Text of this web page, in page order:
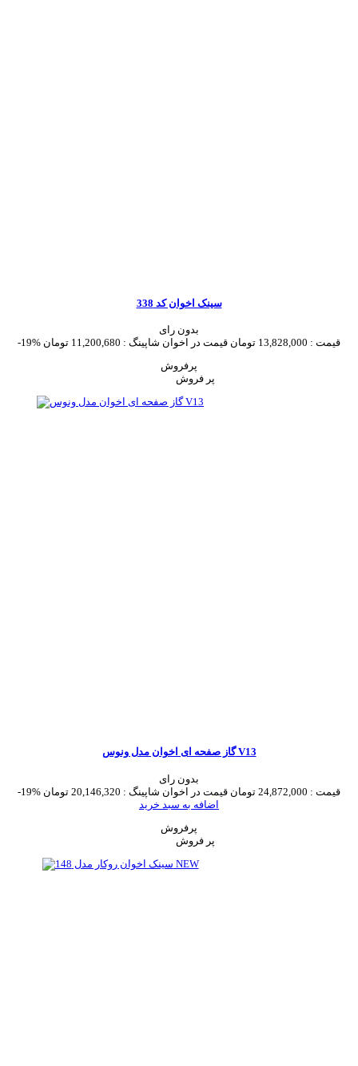
سینک اخوان کد 338
بدون رای
-19%
قیمت : 13,828,000 تومان قیمت در اخوان شاپینگ : 11,200,680 تومان
پرفروش
گاز صفحه ای اخوان مدل ونوس V13
بدون رای
-19%
قیمت : 24,872,000 تومان قیمت در اخوان شاپینگ : 20,146,320 تومان
اضافه به سبد خرید
پرفروش